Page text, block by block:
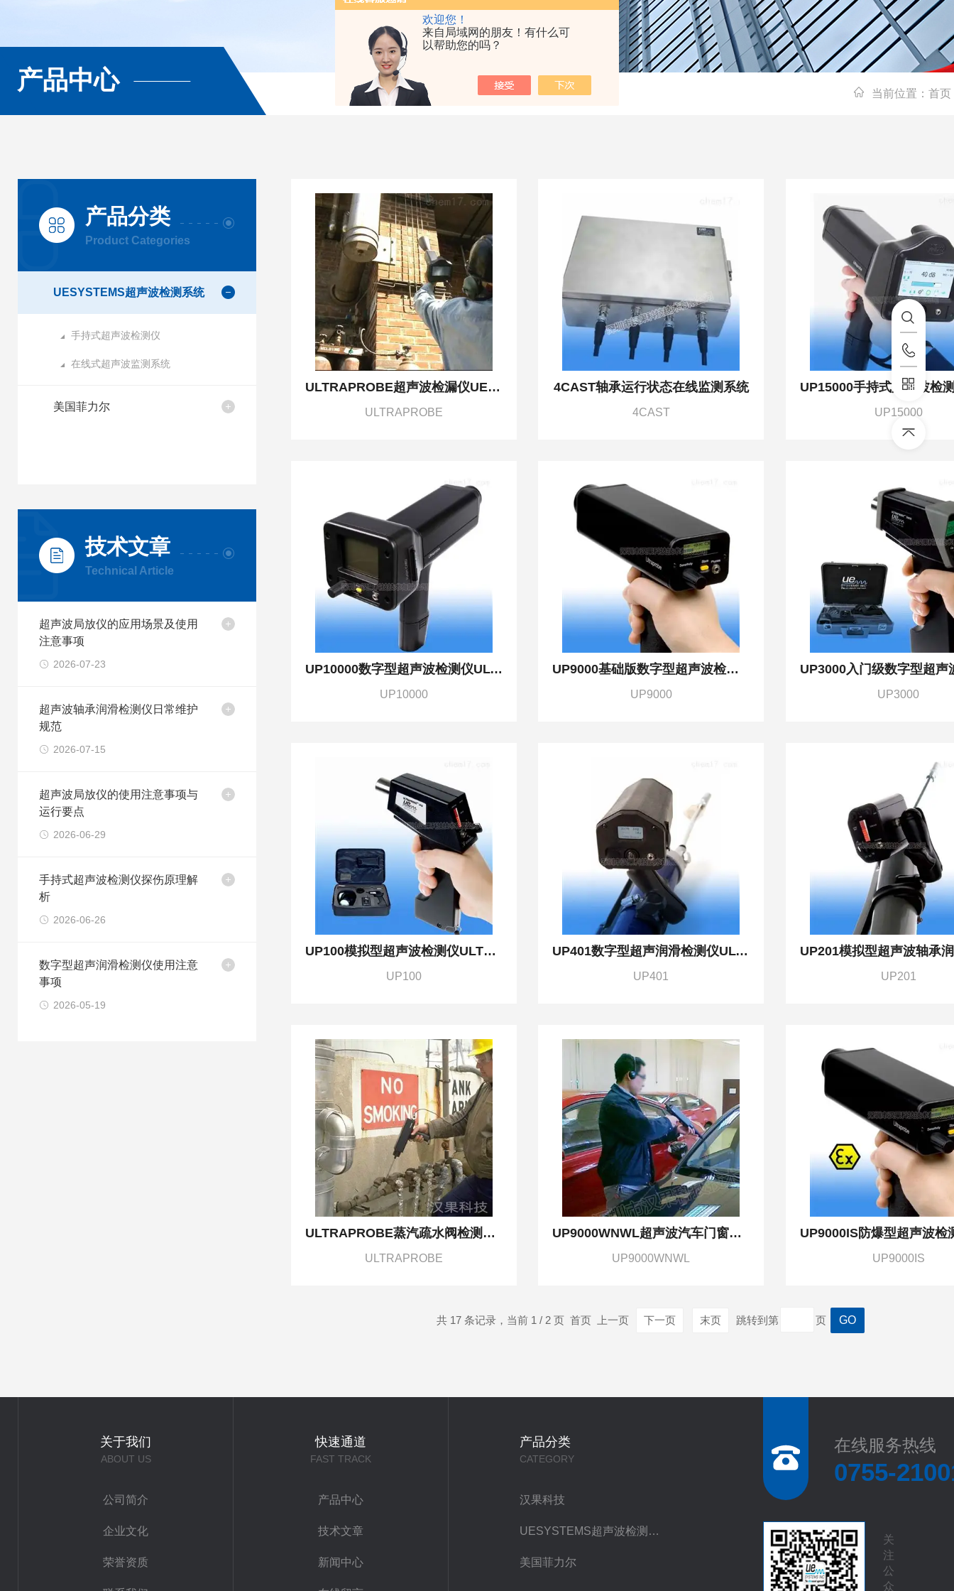
欢迎您！
来自局域网的朋友！有什么可
以帮助您的吗？
产品中心 当前位置： 首页
产品分类
Product Categories
UESYSTEMS超声波检测系统
手持式超声波检测仪
在线式超声波监测系统
美国菲力尔
技术文章
Technical Article
超声波局放仪的应用场景及使用
注意事项
2026-07-23
超声波轴承润滑检测仪日常维护
规范​
2026-07-15
超声波局放仪的使用注意事项与
运行要点
2026-06-29
手持式超声波检测仪探伤原理解
析
2026-06-26
数字型超声润滑检测仪使用注意
事项
2026-05-19
ULTRAPROBE超声波检漏仪UESYSTEMS防爆型测漏仪
ULTRAPROBE
4CAST轴承运行状态在线监测系统
4CAST UP15000
UP10000数字型超声波检测仪ULTRAPROBE10000
UP10000
UP9000基础版数字型超声波检测仪ULTRAPROBE9000
UP9000 UP3000
UP100模拟型超声波检测仪ULTRAPROBE100
UP100
UP401数字型超声润滑检测仪ULTRAPROBE401
UP401 UP201
ULTRAPROBE蒸汽疏水阀检测仪便携式超声波听漏仪
ULTRAPROBE
UP9000WNWL超声波汽车门窗密封性检测仪汽车检漏仪
UP9000WNWL UP9000IS
共 17 条记录，当前 1 / 2 页 首页 上一页 下一页 末页 跳转到第 页
关于我们
ABOUT US
公司简介
企业文化
荣誉资质
快速通道
FAST TRACK
产品中心
技术文章
新闻中心
产品分类
CATEGORY
汉果科技
UESYSTEMS超声波检测系统
美国菲力尔
在线服务热线
0755-
关
注
公
众